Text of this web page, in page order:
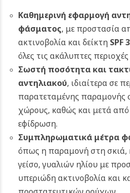
Καθημερινή εφαρμογή
φάσματος, με προστασία
ακτινοβολία και δείκτη SPF
όλες τις ακάλυπτες
Σωστή ποσότητα και
αντηλιακού, ιδιαίτερα σε
παρατεταμένης παραμονής
χώρους, καθώς και μετά
εφίδρωση.
Συμπληρωματικά μέτρα
όπως η παραμονή στη σκιά,
γείσο, γυαλιών ηλίου με
υπεριώδη ακτινοβολία και